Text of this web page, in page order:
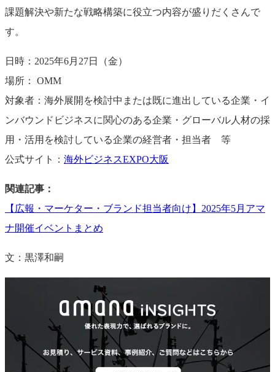
課題解決や新たな戦略構築に役立つ内容が盛りだくさんで
す。
日時：2025年6月27日（金）
場所： OMM
対象者：海外展開を検討中または既に進出している企業・イ
ンバウンドビジネスに関心のある企業・グローバル人材の採
用・活用を検討している企業の経営者・担当者 等
公式サイト： 海外ビジネスEXPO大阪
関連記事：
【広報・マーケター・ブランド担当者向け】2025年5月アマ
ナ開催イベントまとめ
文：黒澤和嗣